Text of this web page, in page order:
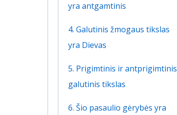
yra antgamtinis
4. Galutinis žmogaus tikslas
yra Dievas
5. Prigimtinis ir antprigimtinis
galutinis tikslas
6. Šio pasaulio gėrybės yra